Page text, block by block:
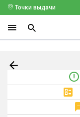
Точки выдачи